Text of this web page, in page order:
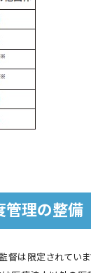
管理の整備
は限定されていま